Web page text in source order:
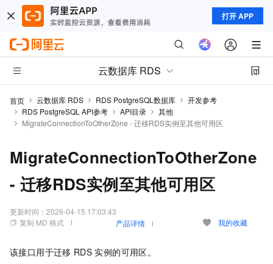
打开 APP
云数据库 RDS
首页 云数据库 RDS RDS PostgreSQL数据库
开发参考
RDS PostgreSQL API参考
API目录
其他
MigrateConnectionToOtherZone - 迁移RDS实例至其他可用区
MigrateConnectionToOtherZone
- 迁移RDS实例至其他可用区
更新时间： 2026-04-15 17:03:43
复制 MD 格式
产品详情 我的收藏
该接口用于迁移 RDS 实例的可用区。